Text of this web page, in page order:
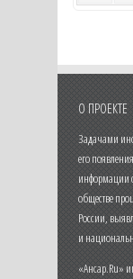
О ПРОЕКТЕ
Задачами
его
информации
обществе
России,
и
«Ансар.Ru»